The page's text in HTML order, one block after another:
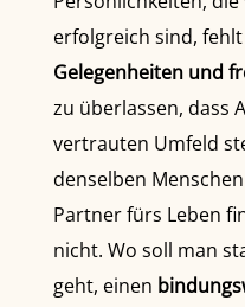
erfolgreich sind,
Gelegenheiten und
zu überlassen, dass
vertrauten Umfeld
denselben
Partner fürs Leben
nicht. Wo soll man
geht, einen